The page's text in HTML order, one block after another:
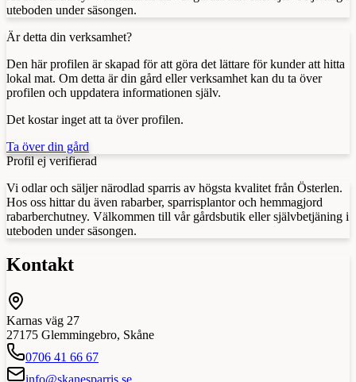
uteboden under säsongen.
Är detta din verksamhet?
Den här profilen är skapad för att göra det lättare för kunder att hitta
lokal mat. Om detta är din gård eller verksamhet kan du ta över
profilen och uppdatera informationen själv.
Det kostar inget att ta över profilen.
Ta över din gård
Profil ej verifierad
Vi odlar och säljer närodlad sparris av högsta kvalitet från Österlen.
Hos oss hittar du även rabarber, sparrisplantor och hemmagjord
rabarberchutney. Välkommen till vår gårdsbutik eller självbetjäning i
uteboden under säsongen.
Kontakt
Karnas väg 27
27175 Glemmingebro, Skåne
0706 41 66 67
info@skanesparris.se